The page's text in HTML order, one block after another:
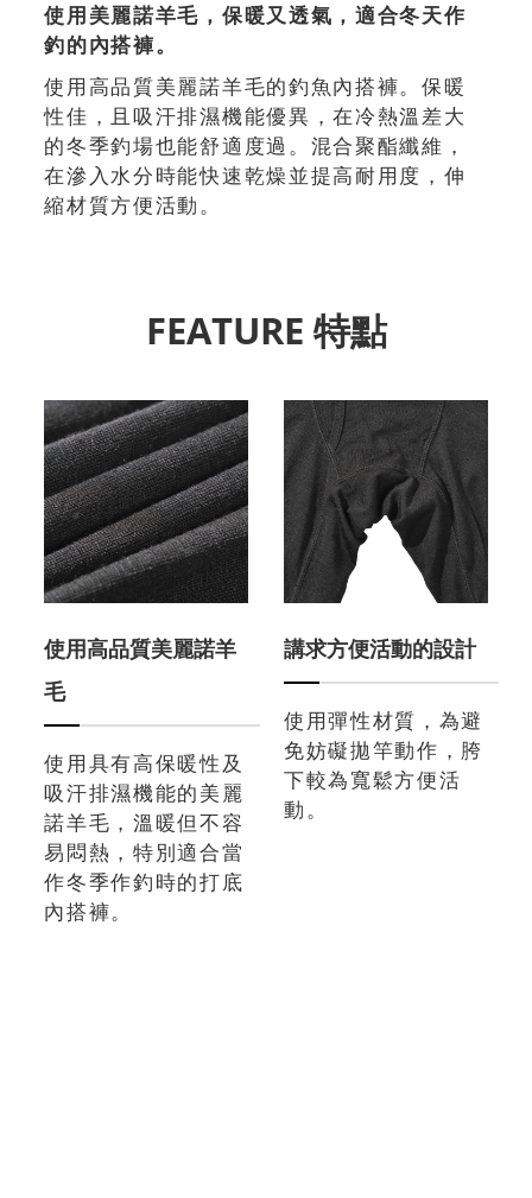
使用美麗諾羊毛，保暖又透氣，適合冬天作
釣的內搭褲。
使用高品質美麗諾羊毛的釣魚內搭褲。保暖
性佳，且吸汗排濕機能優異，在冷熱溫差大
的冬季釣場也能舒適度過。混合聚酯纖維，
在滲入水分時能快速乾燥並提高耐用度，伸
縮材質方便活動。
FEATURE 特點
使用高品質美麗諾羊
毛
使用具有高保暖性及
吸汗排濕機能的美麗
諾羊毛，溫暖但不容
易悶熱，特別適合當
作冬季作釣時的打底
內搭褲。
講求方便活動的設計
使用彈性材質，為避
免妨礙拋竿動作，胯
下較為寬鬆方便活
動。